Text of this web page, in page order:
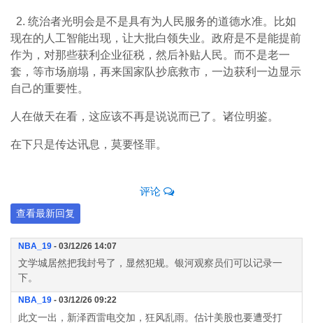
2. 统治者光明会是不是具有为人民服务的道德水准。比如
现在的人工智能出现，让大批白领失业。政府是不是能提前
作为，对那些获利企业征税，然后补贴人民。而不是老一
套，等市场崩塌，再来国家队抄底救市，一边获利一边显示
自己的重要性。
人在做天在看，这应该不再是说说而已了。诸位明鉴。
在下只是传达讯息，莫要怪罪。
评论
查看最新回复
NBA_19 - 03/12/26 14:07
文学城居然把我封号了，显然犯规。银河观察员们可以记录一
下。
NBA_19 - 03/12/26 09:22
此文一出，新泽西雷电交加，狂风乱雨。估计美股也要遭受打